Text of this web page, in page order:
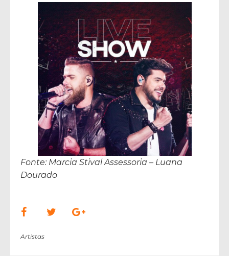
Fonte: Marcia Stival Assessoria – Luana
Dourado
Artistas